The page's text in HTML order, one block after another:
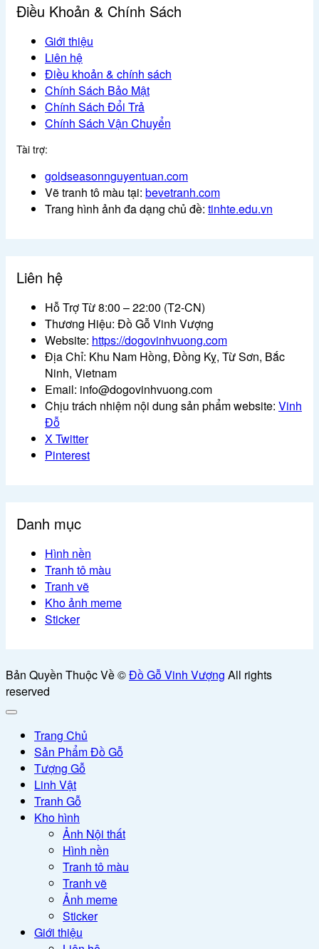
Điều Khoản & Chính Sách
Giới thiệu
Liên hệ
Điều khoản & chính sách
Chính Sách Bảo Mật
Chính Sách Đổi Trả
Chính Sách Vận Chuyển
Tài trợ:
goldseasonnguyentuan.com
Vẽ tranh tô màu tại: bevetranh.com
Trang hình ảnh đa dạng chủ đề: tinhte.edu.vn
Liên hệ
Hỗ Trợ Từ 8:00 – 22:00 (T2-CN)
Thương Hiệu: Đồ Gỗ Vinh Vượng
Website: https://dogovinhvuong.com
Địa Chỉ: Khu Nam Hồng, Đồng Kỵ, Từ Sơn, Bắc
Ninh, Vietnam
Email: info@dogovinhvuong.com
Chịu trách nhiệm nội dung sản phẩm website: Vinh
Đỗ
X Twitter
Pinterest
Danh mục
Hình nền
Tranh tô màu
Tranh vẽ
Kho ảnh meme
Sticker
Bản Quyền Thuộc Về ©Đồ Gỗ Vinh Vượng All rights
reserved
Trang Chủ
Sản Phẩm Đồ Gỗ
Tượng Gỗ
Linh Vật
Tranh Gỗ
Kho hình
Ảnh Nội thất
Hình nền
Tranh tô màu
Tranh vẽ
Ảnh meme
Sticker
Giới thiệu